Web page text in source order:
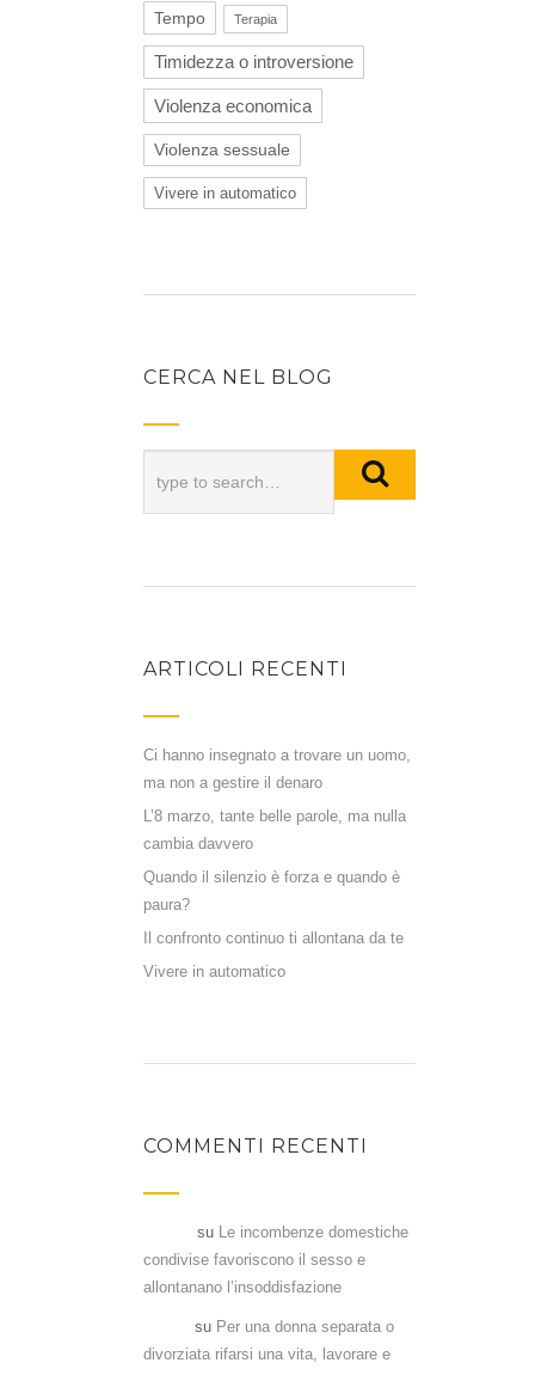
Tempo Terapia
Timidezza o introversione
Violenza economica
Violenza sessuale
Vivere in automatico
CERCA NEL BLOG
ARTICOLI RECENTI
Ci hanno insegnato a trovare un uomo,
ma non a gestire il denaro
L’8 marzo, tante belle parole, ma nulla
cambia davvero
Quando il silenzio è forza e quando è
paura?
Il confronto continuo ti allontana da te
Vivere in automatico
COMMENTI RECENTI
su Le incombenze domestiche
condivise favoriscono il sesso e
allontanano l’insoddisfazione
su Per una donna separata o
divorziata rifarsi una vita, lavorare e